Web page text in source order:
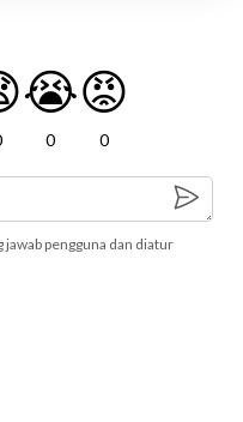
😭
0
😡
0
pengguna dan diatur